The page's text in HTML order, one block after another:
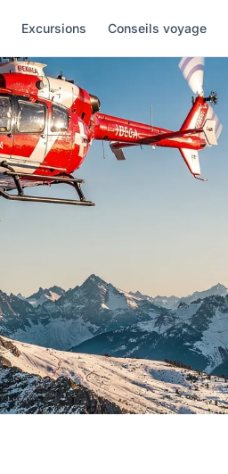
Excursions Conseils voyage